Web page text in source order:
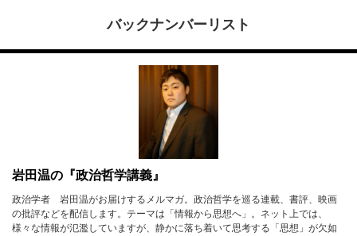
バックナンバーリスト
岩田温の『政治哲学講義』
政治学者 岩田温がお届けするメルマガ。政治哲学を巡る連載、書評、映画
の批評などを配信します。テーマは「情報から思想へ」。ネット上では、
様々な情報が氾濫していますが、静かに落ち着いて思考する「思想」が欠如